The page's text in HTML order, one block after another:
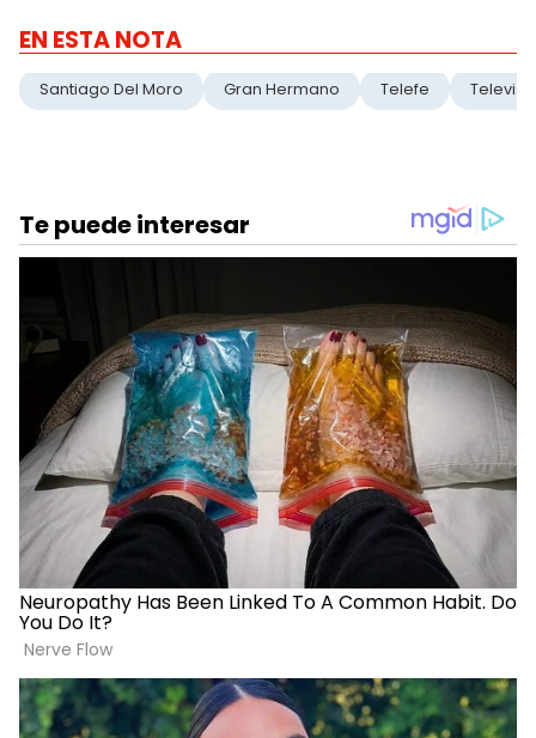
EN ESTA NOTA
Santiago Del Moro Gran Hermano Telefe